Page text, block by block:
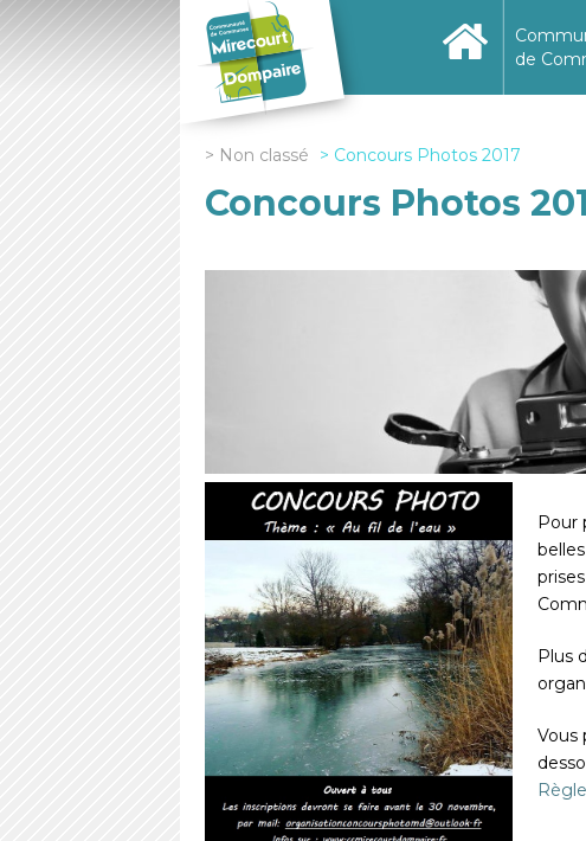
de
Non classé Concours Photos 2017
Concours Photos
Pour
Plus
Vous